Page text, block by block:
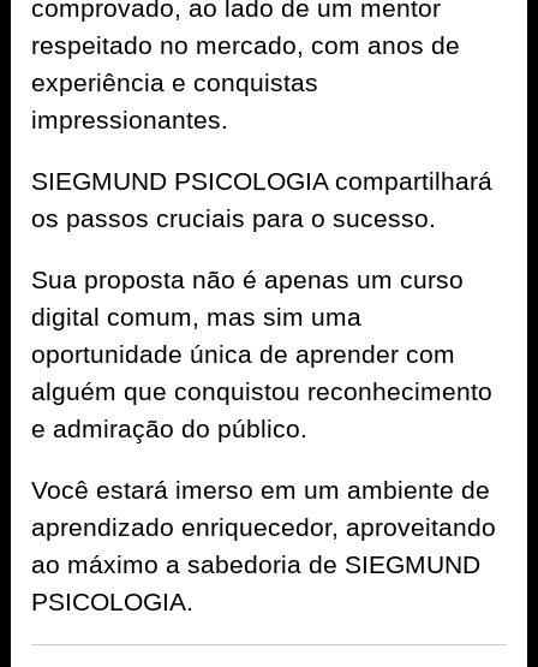
comprovado, ao lado de um mentor
respeitado no mercado, com anos de
experiência e conquistas
impressionantes.
SIEGMUND PSICOLOGIA compartilhará
os passos cruciais para o sucesso.
Sua proposta não é apenas um curso
digital comum, mas sim uma
oportunidade única de aprender com
alguém que conquistou reconhecimento
e admiração do público.
Você estará imerso em um ambiente de
aprendizado enriquecedor, aproveitando
ao máximo a sabedoria de SIEGMUND
PSICOLOGIA.